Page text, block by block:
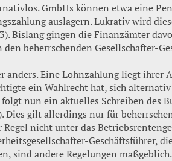
GmbHs können etwa eine
auslagern. Lukrativ wird
Bislang gingen die Finanzämter
beherrschenden Gesellschafter-
anders. Eine Lohnzahlung liegt ihrer
ein Wahlrecht hat, sich
folgt nun ein aktuelles Schreiben des
Dies gilt allerdings nur für
Regel nicht unter das
Geschäftsführer,
sind andere Regelungen maßgeblich.